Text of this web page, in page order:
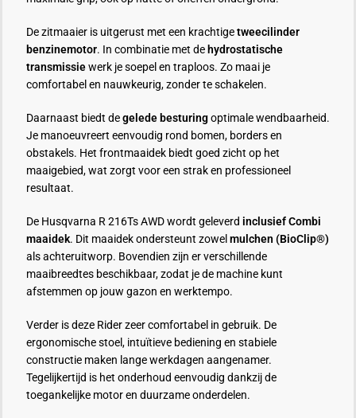
De zitmaaier is uitgerust met een krachtigetweecilinder
benzinemotor. In combinatie met de hydrostatische
transmissiewerk je soepel en traploos. Zo maai je
comfortabel en nauwkeurig, zonder te schakelen.
Daarnaast biedt degelede besturingoptimale wendbaarheid.
Je manoeuvreert eenvoudig rond bomen, borders en
obstakels. Het frontmaaidek biedt goed zicht op het
maaigebied, wat zorgt voor een strak en professioneel
resultaat.
De Husqvarna R 216Ts AWD wordt geleverd inclusief Combi
maaidek. Dit maaidek ondersteunt zowel mulchen (BioClip®)
als achteruitworp. Bovendien zijn er verschillende
maaibreedtes beschikbaar, zodat je de machine kunt
afstemmen op jouw gazon en werktempo.
Verder is deze Rider zeer comfortabel in gebruik. De
ergonomische stoel, intuïtieve bediening en stabiele
constructie maken lange werkdagen aangenamer.
Tegelijkertijd is het onderhoud eenvoudig dankzij de
toegankelijke motor en duurzame onderdelen.